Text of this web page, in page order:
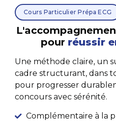
Cours Particulier Prépa ECG
pour réussir
Une méthode claire, un
cadre structurant, dans
pour progresser
concours avec sérénité.
Complémentaire à la